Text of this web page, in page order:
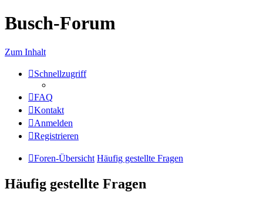
Busch-Forum
Zum Inhalt
Schnellzugriff
FAQ
Kontakt
Anmelden
Registrieren
Foren-Übersicht Häufig gestellte Fragen
Häufig gestellte Fragen